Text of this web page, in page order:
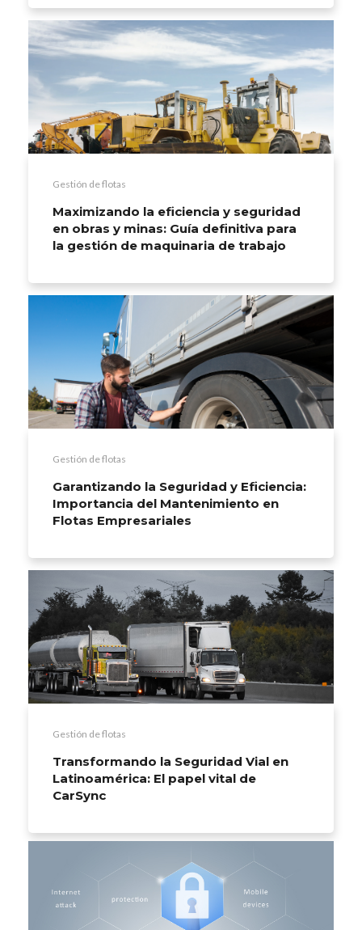
Gestión de flotas
Maximizando la eficiencia y seguridad
en obras y minas: Guía definitiva para
la gestión de maquinaria de trabajo
Gestión de flotas
Garantizando la Seguridad y Eficiencia:
Importancia del Mantenimiento en
Flotas Empresariales
Gestión de flotas
Transformando la Seguridad Vial en
Latinoamérica: El papel vital de
CarSync